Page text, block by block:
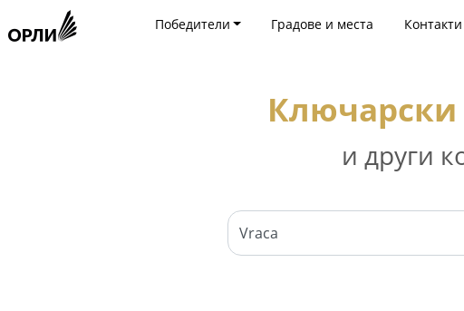
Победители Градове и места Контакти
Ключарски
и други